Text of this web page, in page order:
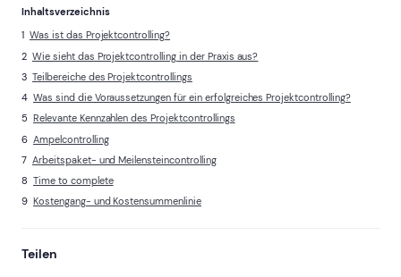
Inhaltsverzeichnis
Was ist das Projektcontrolling?
Wie sieht das Projektcontrolling in der Praxis aus?
Teilbereiche des Projektcontrollings
Was sind die Voraussetzungen für ein erfolgreiches Projektcontrolling?
Relevante Kennzahlen des Projektcontrollings
Ampelcontrolling
Arbeitspaket- und Meilensteincontrolling
Time to complete
Kostengang- und Kostensummenlinie
Teilen